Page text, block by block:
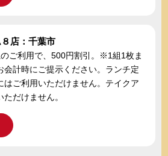
店：千葉市
ご利用で、500円割引。※1組1枚ま
会計時にご提示ください。ランチ定
はご利用いただけません。テイクア
だけません。